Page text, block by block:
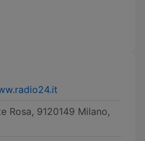
Rosa, 9120149 Milano,